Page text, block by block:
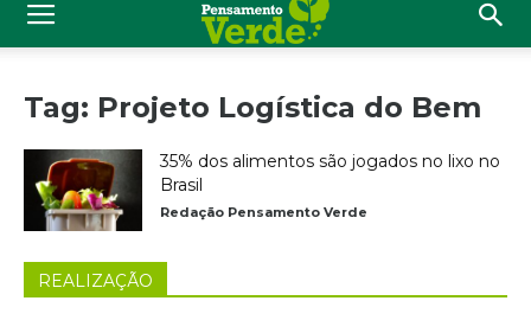
Tag: Projeto Logística do Bem
35% dos alimentos são jogados no lixo no
Brasil
Redação Pensamento Verde
REALIZAÇÃO